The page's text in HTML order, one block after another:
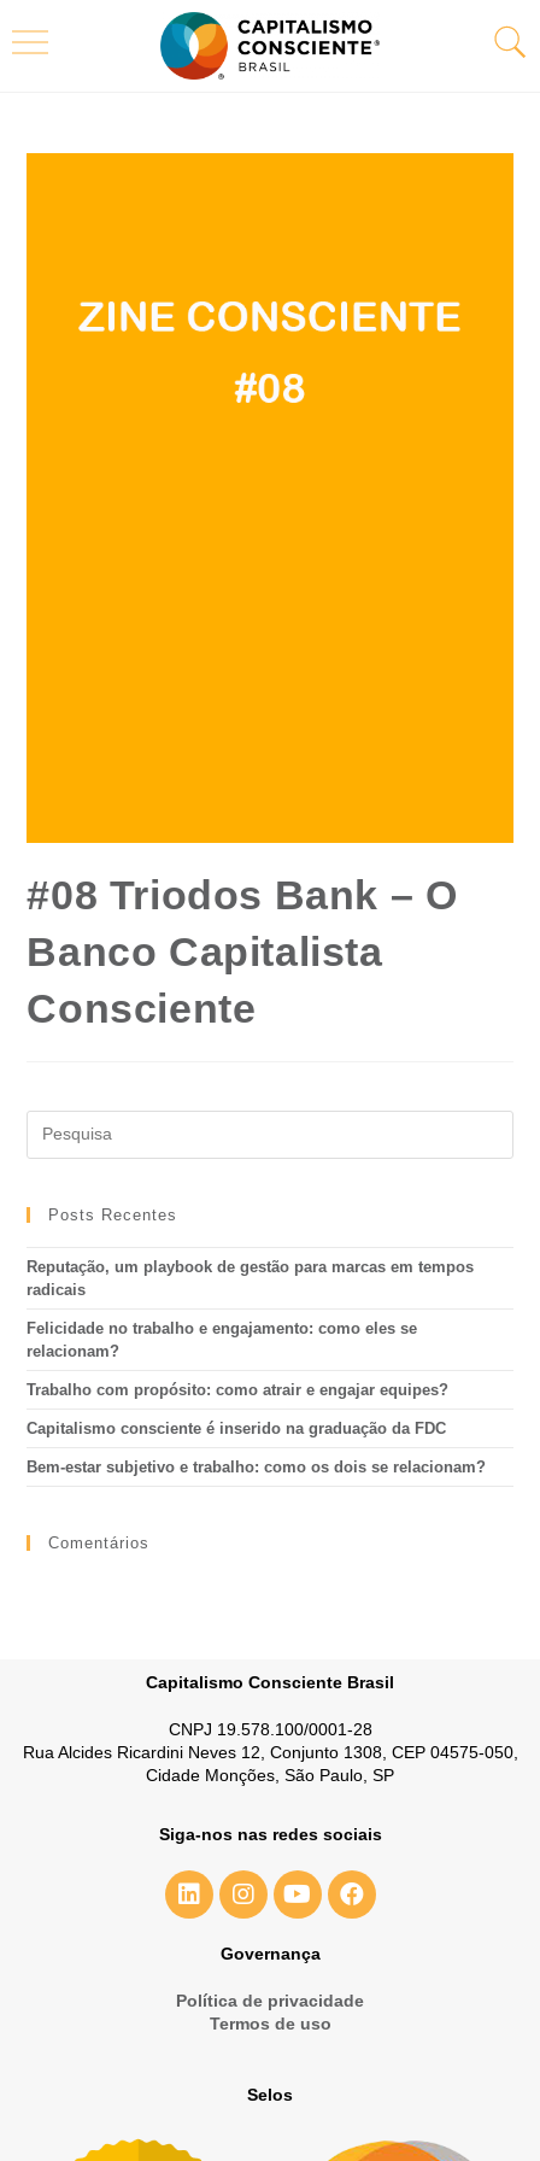
#08 Triodos Bank – O
Banco Capitalista
Consciente
Posts Recentes
Reputação, um playbook de gestão para marcas em tempos
radicais
Felicidade no trabalho e engajamento: como eles se
relacionam?
Trabalho com propósito: como atrair e engajar equipes?
Capitalismo consciente é inserido na graduação da FDC
Bem-estar subjetivo e trabalho: como os dois se relacionam?
Comentários
Capitalismo Consciente Brasil
CNPJ 19.578.100/0001-28
Rua Alcides Ricardini Neves 12, Conjunto 1308, CEP 04575-050,
Cidade Monções, São Paulo, SP
Siga-nos nas redes sociais
Governança
Política de privacidade
Termos de uso
Selos